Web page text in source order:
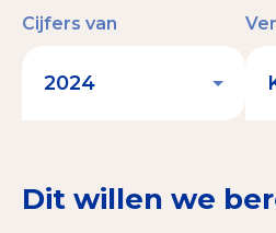
Dit willen we
Cijfers van